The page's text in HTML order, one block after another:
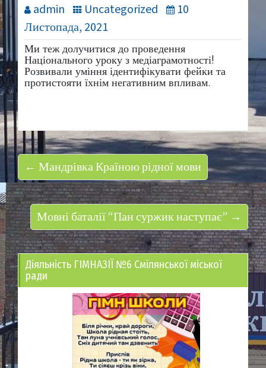
admin Uncategorized
10
Листопада, 2021
Ми теж долучитися до проведення
Національного уроку з медіаграмотності!
Розвивали уміння ідентифікувати фейки та
протистояти їхнім негативним впливам.
← Мандрівка Країною рідної мови
Мовні баталії “Пан суржик наступає” →
Діяльність ГІМНАЗІЇ №6 Смілянської міської
ради